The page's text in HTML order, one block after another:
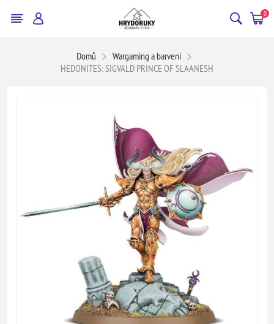
0
Domů
Wargaming a barvení
HEDONITES: SIGVALD PRINCE OF SLAANESH